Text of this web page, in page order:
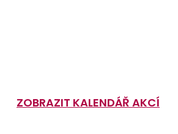
ZOBRAZIT KALENDÁŘ AKCÍ